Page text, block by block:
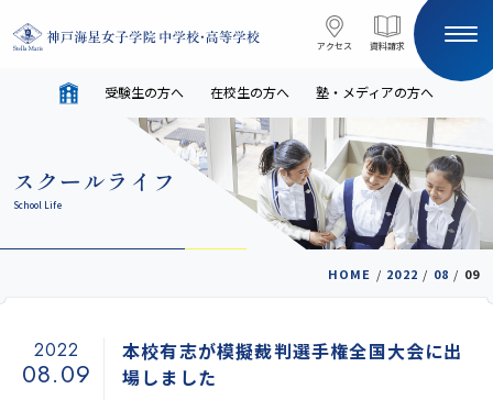
アクセス 資料請求
アクセス 資料請求
HOME
在校生の方へ
受験生の方へ 在校生の方へ 塾・メディアの方へ
スクールライフ
School Life
HOME / 2022 / 08 / 09
2022
08.09
本校有志が模擬裁判選手権全国大会に出
場しました